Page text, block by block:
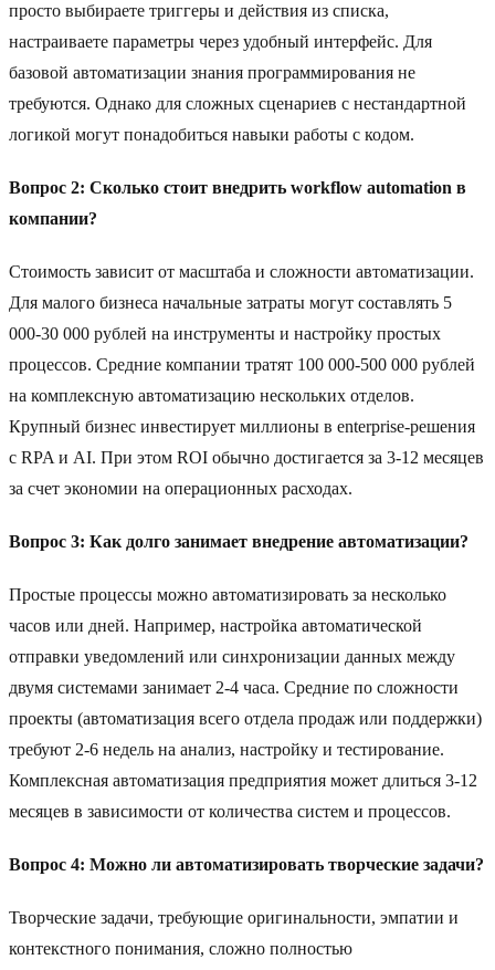
просто выбираете триггеры и действия из списка,
настраиваете параметры через удобный интерфейс. Для
базовой автоматизации знания программирования не
требуются. Однако для сложных сценариев с нестандартной
логикой могут понадобиться навыки работы с кодом.
Вопрос 2: Сколько стоит внедрить workflow automation в
компании?
Стоимость зависит от масштаба и сложности автоматизации.
Для малого бизнеса начальные затраты могут составлять 5
000-30 000 рублей на инструменты и настройку простых
процессов. Средние компании тратят 100 000-500 000 рублей
на комплексную автоматизацию нескольких отделов.
Крупный бизнес инвестирует миллионы в enterprise-решения
с RPA и AI. При этом ROI обычно достигается за 3-12 месяцев
за счет экономии на операционных расходах.
Вопрос 3: Как долго занимает внедрение автоматизации?
Простые процессы можно автоматизировать за несколько
часов или дней. Например, настройка автоматической
отправки уведомлений или синхронизации данных между
двумя системами занимает 2-4 часа. Средние по сложности
проекты (автоматизация всего отдела продаж или поддержки)
требуют 2-6 недель на анализ, настройку и тестирование.
Комплексная автоматизация предприятия может длиться 3-12
месяцев в зависимости от количества систем и процессов.
Вопрос 4: Можно ли автоматизировать творческие задачи?
Творческие задачи, требующие оригинальности, эмпатии и
контекстного понимания, сложно полностью